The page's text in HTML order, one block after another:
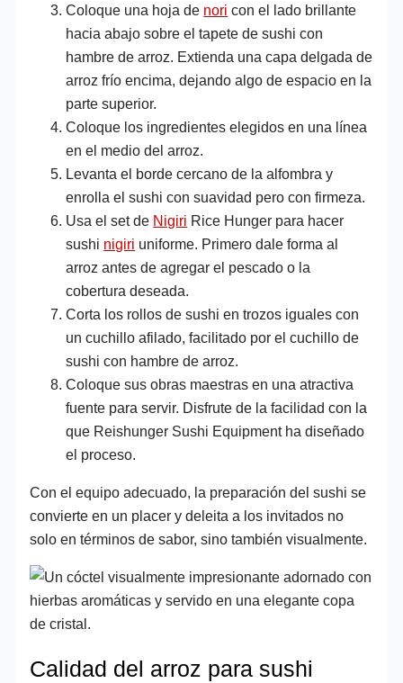
Coloque una hoja de nori con el lado brillante
hacia abajo sobre el tapete de sushi con
hambre de arroz. Extienda una capa delgada de
arroz frío encima, dejando algo de espacio en la
parte superior.
Coloque los ingredientes elegidos en una línea
en el medio del arroz.
Levanta el borde cercano de la alfombra y
enrolla el sushi con suavidad pero con firmeza.
Usa el set de Nigiri Rice Hunger para hacer
sushi nigiri uniforme. Primero dale forma al
arroz antes de agregar el pescado o la
cobertura deseada.
Corta los rollos de sushi en trozos iguales con
un cuchillo afilado, facilitado por el cuchillo de
sushi con hambre de arroz.
Coloque sus obras maestras en una atractiva
fuente para servir. Disfrute de la facilidad con la
que Reishunger Sushi Equipment ha diseñado
el proceso.
Con el equipo adecuado, la preparación del sushi se
convierte en un placer y deleita a los invitados no
solo en términos de sabor, sino también visualmente.
Calidad del arroz para sushi